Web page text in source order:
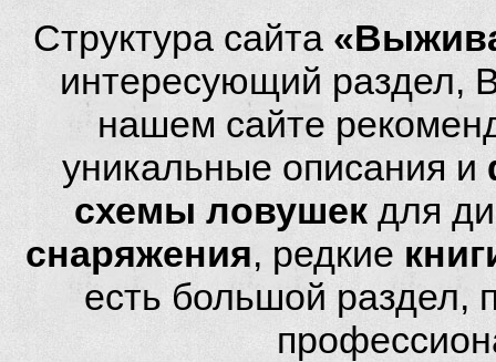
Структура сайта
интересующий раздел,
нашем сайте
уникальные описания и
схемы ловушек для
снаряжения, редкие
есть большой